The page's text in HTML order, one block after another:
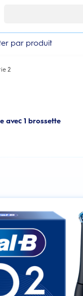
par produit
2
avec 1 brossette